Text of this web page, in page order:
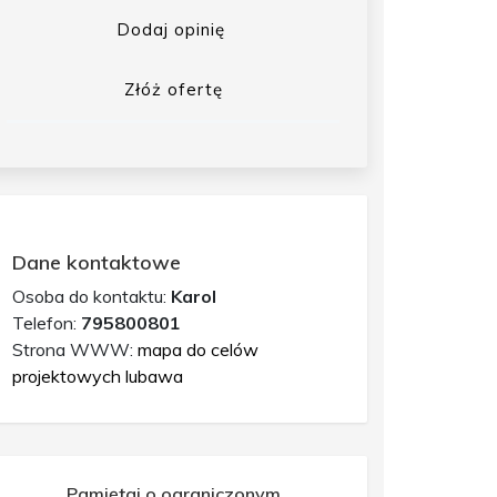
Dodaj opinię
Złóż ofertę
Dane kontaktowe
Osoba do kontaktu: Karol
Telefon: 795800801
Strona WWW: mapa do celów
projektowych lubawa